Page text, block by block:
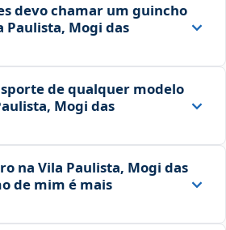
devo chamar um guincho
Paulista, Mogi das
de qualquer modelo
Mogi das
na Vila Paulista, Mogi das
de mim é mais